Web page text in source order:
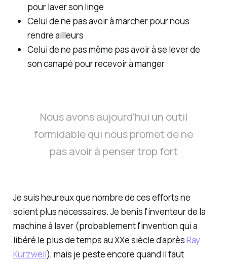
pour laver son linge
Celui de ne pas avoir à marcher pour nous
rendre ailleurs
Celui de ne pas même pas avoir à se lever de
son canapé pour recevoir à manger
Nous avons aujourd'hui un outil
formidable qui nous promet de ne
pas avoir à penser trop fort
Je suis heureux que nombre de ces efforts ne
soient plus nécessaires. Je bénis l'inventeur de la
machine à laver (probablement l'invention qui a
libéré le plus de temps au XXe siècle d'aprèsRay
Kurzweil), mais je peste encore quand il faut